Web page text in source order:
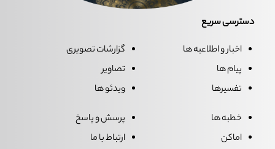
دسترسی سریع
اخبار و اطلاعیه ها
پیام ها
تفسیرها
گزارشات تصویری
تصاویر
ویدئو ها
خطبه ها
اماکن
پرسش و پاسخ
ارتباط با ما